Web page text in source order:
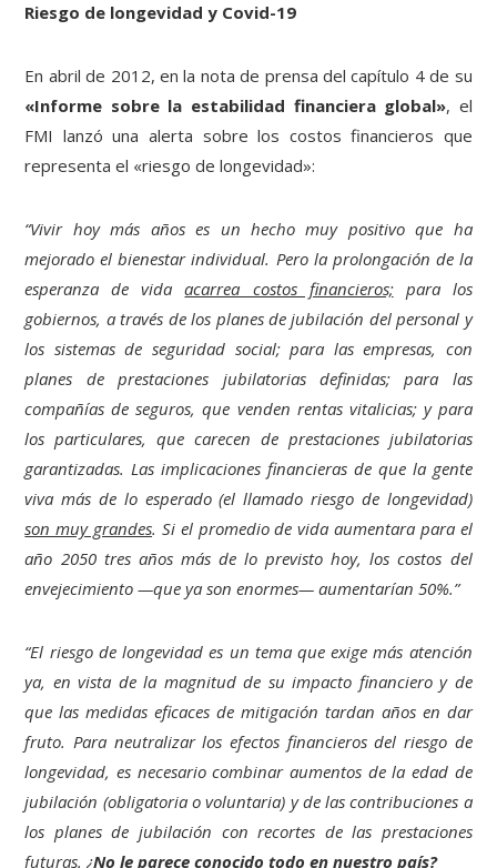
Riesgo de longevidad y Covid-19
En abril de 2012, en la nota de prensa del capítulo 4 de su
«Informe sobre la estabilidad financiera global», el
FMI lanzó una alerta sobre los costos financieros que
representa el «riesgo de longevidad»:
“Vivir hoy más años es un hecho muy positivo que ha
mejorado el bienestar individual. Pero la prolongación de la
esperanza de vidaacarrea costos financieros;para los
gobiernos, a través de los planes de jubilación del personal y
los sistemas de seguridad social; para las empresas, con
planes de prestaciones jubilatorias definidas; para las
compañías de seguros, que venden rentas vitalicias; y para
los particulares, que carecen de prestaciones jubilatorias
garantizadas. Las implicaciones financieras de que la gente
viva más de lo esperado (el llamado riesgo de longevidad)
son muy grandes. Si el promedio de vida aumentara para el
año 2050 tres años más de lo previsto hoy, los costos del
envejecimiento —que ya son enormes— aumentarían 50%.”
“El riesgo de longevidad es un tema que exige más atención
ya, en vista de la magnitud de su impacto financiero y de
que las medidas eficaces de mitigación tardan años en dar
fruto. Para neutralizar los efectos financieros del riesgo de
longevidad, es necesario combinar aumentos de la edad de
jubilación (obligatoria o voluntaria) y de las contribuciones a
los planes de jubilación con recortes de las prestaciones
futuras. ¿No le parece conocido todo en nuestro país?